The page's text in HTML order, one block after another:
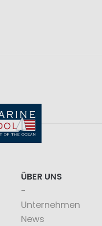
ÜBER UNS
Unternehmen
News